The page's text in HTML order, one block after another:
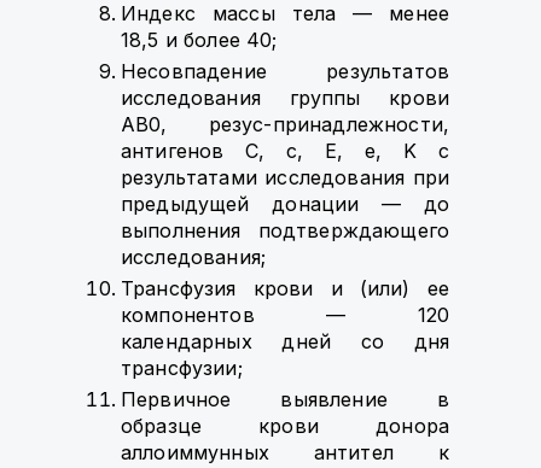
Индекс массы тела — менее
18,5 и более 40;
Несовпадение результатов
исследования группы крови
AB0, резус-принадлежности,
антигенов C, c, E, e, K с
результатами исследования при
предыдущей донации — до
выполнения подтверждающего
исследования;
Трансфузия крови и (или) ее
компонентов — 120
календарных дней со дня
трансфузии;
Первичное выявление в
образце крови донора
аллоиммунных антител к